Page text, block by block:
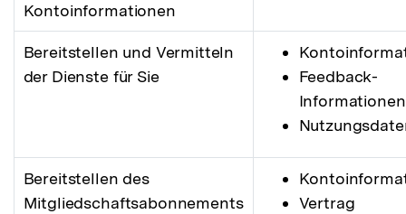
Kontoinformationen
Bereitstellen und Vermitteln
der Dienste für Sie
Feedback-
Informationen
Bereitstellen des
Mitgliedschaftsabonnements
Vertrag